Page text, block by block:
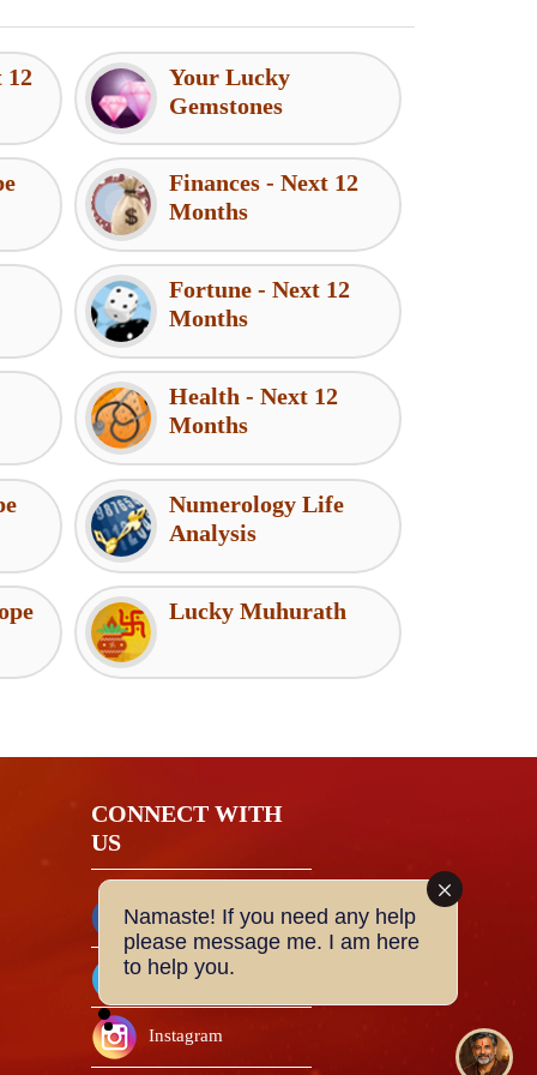
12
Your Lucky
Gemstones
Finances - Next 12
Months
Fortune - Next 12
Months
Health - Next 12
Months
Numerology Life
Analysis
Lucky Muhurath
CONNECT WITH
US
Facebook
Twitter
Instagram
Namaste! If you need any help
please message me. I am here
to help you.